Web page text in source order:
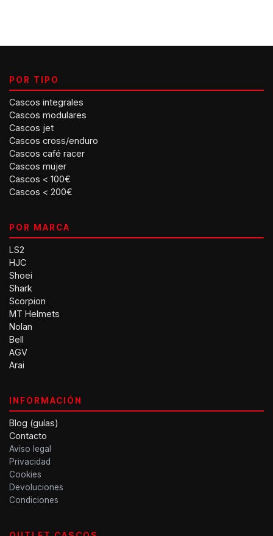
POR TIPO
Cascos integrales
Cascos modulares
Cascos jet
Cascos cross/enduro
Cascos café racer
Cascos mujer
Cascos < 100€
Cascos < 200€
POR MARCA
LS2
HJC
Shoei
Shark
Scorpion
MT Helmets
Nolan
Bell
AGV
Arai
INFORMACIÓN
Blog (guías)
Contacto
Aviso legal
Privacidad
Cookies
Devoluciones
Condiciones